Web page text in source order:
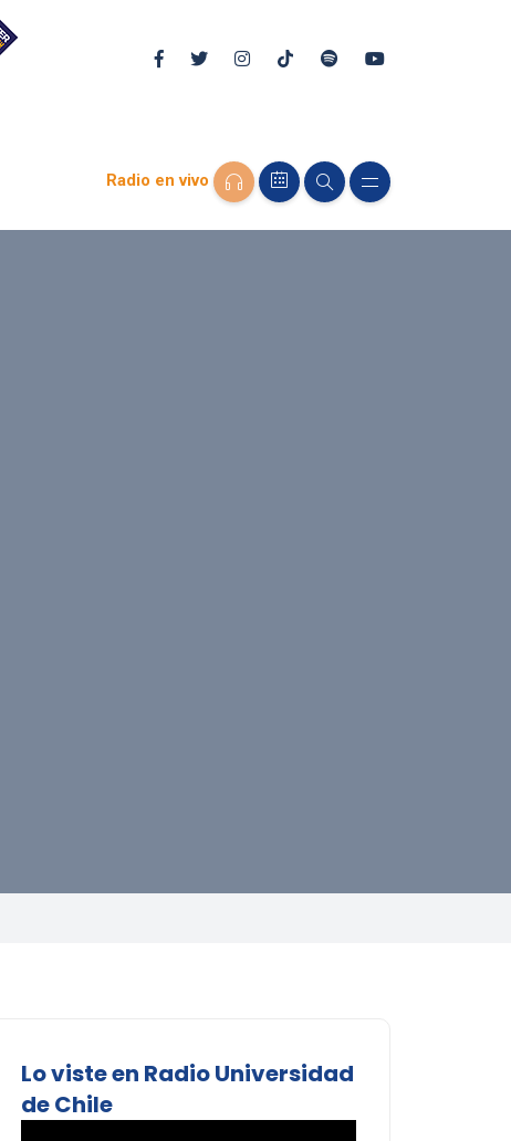
Radio en vivo
Lo viste en Radio Universidad
de Chile